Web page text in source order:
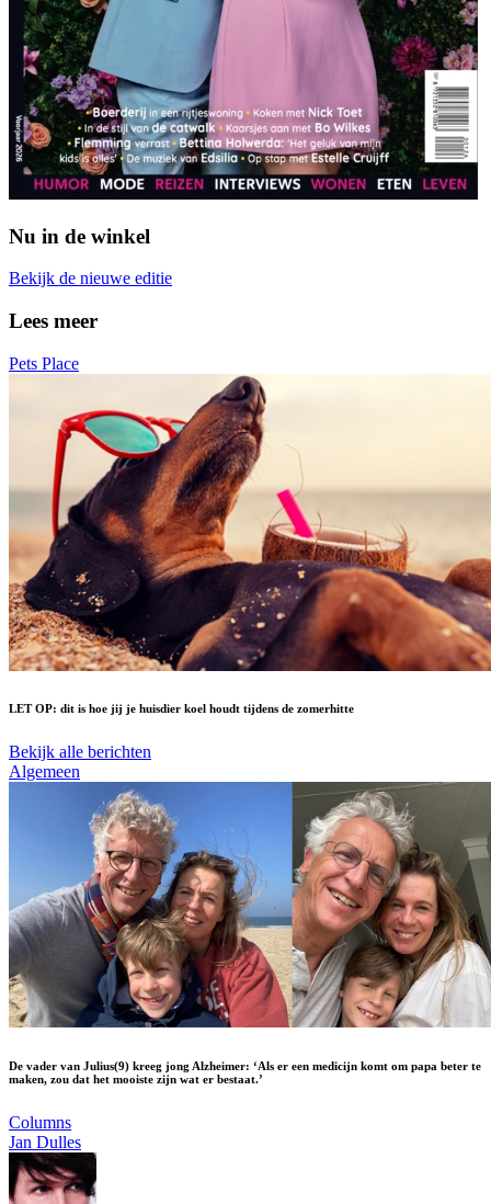
Nu in de winkel
Bekijk de nieuwe editie
Lees meer
Pets Place
LET OP: dit is hoe jij je huisdier koel houdt tijdens de zomerhitte
Bekijk alle berichten
Algemeen
De vader van Julius(9) kreeg jong Alzheimer: ‘Als er een medicijn komt om papa beter te
maken, zou dat het mooiste zijn wat er bestaat.’
Columns
Jan Dulles